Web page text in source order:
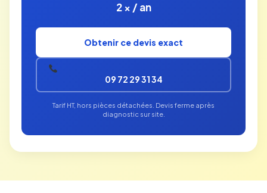
2 × / an
Obtenir ce devis exact
09 72 29 31 34
Tarif HT, hors pièces détachées. Devis ferme après
diagnostic sur site.